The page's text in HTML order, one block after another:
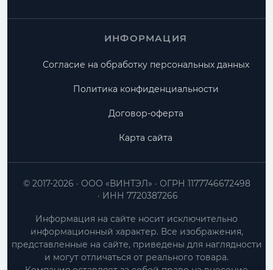
ИНФОРМАЦИЯ
Согласие на обработку персональных данных
Политика конфиденциальности
Договор-оферта
Карта сайта
ООО «ВИНТЭЛ»
ОГРН 1177746672498
ИНН 7720387266
© 2017-2026
Информация на сайте носит исключительно
информационный характер. Все изображения,
представленные на сайте, приведены для наглядности
и могут отличаться от реального товара.